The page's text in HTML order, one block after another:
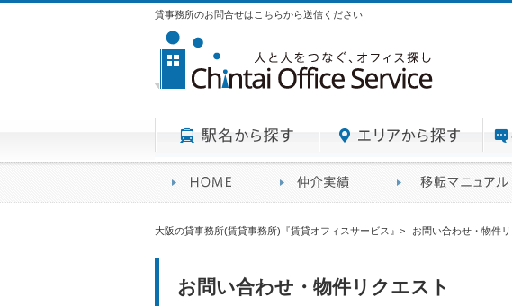
貸事務所のお問合せはこちらから送信ください
大阪の貸事務所(賃貸事務所)『賃貸オフィスサービス』 > お問い合わせ・物件
お問い合わせ・物件リクエスト